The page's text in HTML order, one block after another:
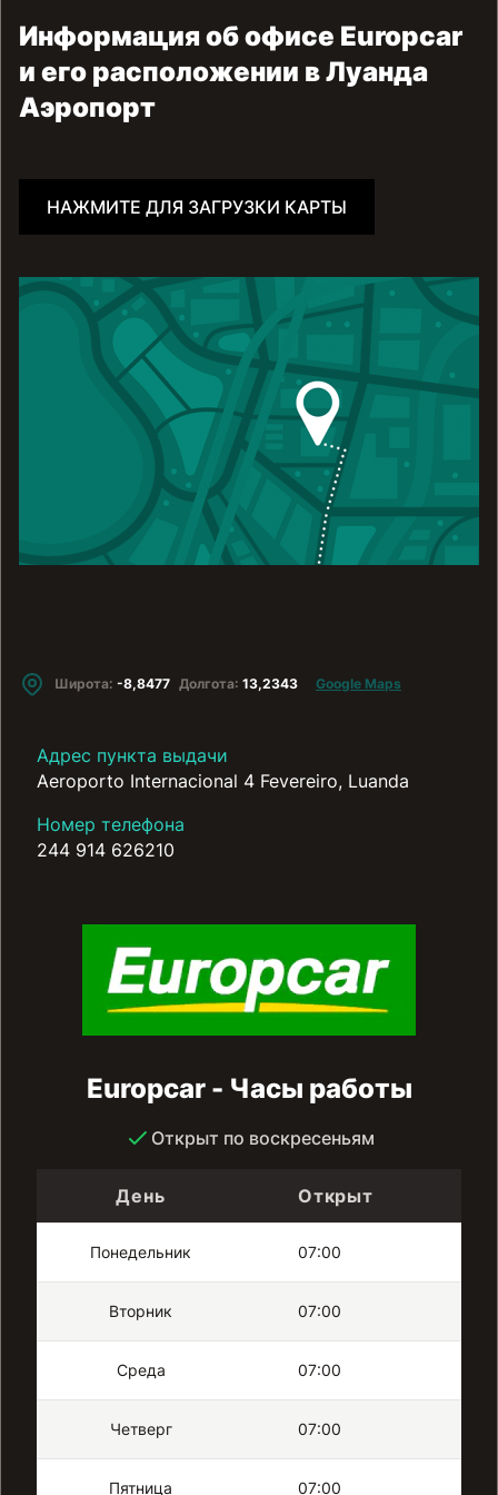
Информация об офисе Europcar
и его расположении в Луанда
Аэропорт
НАЖМИТЕ ДЛЯ ЗАГРУЗКИ КАРТЫ
Широта: -8,8477 Долгота: 13,2343 Google Maps
Адрес пункта выдачи
Aeroporto Internacional 4 Fevereiro, Luanda
Номер телефона
244 914 626210
Europcar - Часы работы
Открыт по воскресеньям
День Открыт
Понедельник 07:00
Вторник 07:00
Среда 07:00
Четверг 07:00
Пятница 07:00